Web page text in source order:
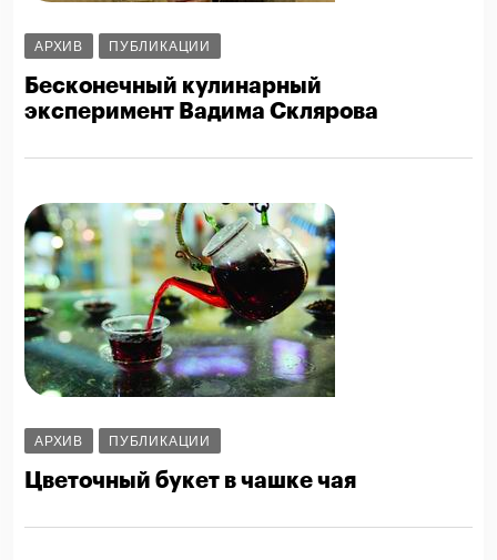
АРХИВ ПУБЛИКАЦИИ
Бесконечный кулинарный
эксперимент Вадима Склярова
АРХИВ ПУБЛИКАЦИИ
Цветочный букет в чашке чая